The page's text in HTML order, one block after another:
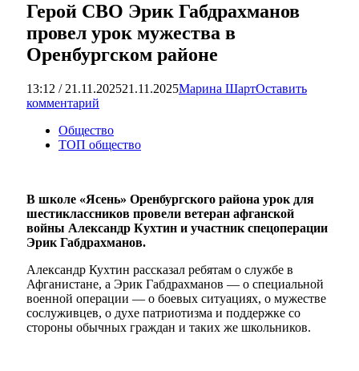
Герой СВО Эрик Габдрахманов
провел урок мужества в
Оренбургском районе
13:12 / 21.11.202521.11.2025Марина ШартОставить
комментарий
Общество
ТОП общество
В школе «Ясень» Оренбургского района урок для
шестиклассников провели ветеран афганской
войны Александр Кухтин и участник спецоперации
Эрик Габдрахманов.
Александр Кухтин рассказал ребятам о службе в
Афганистане, а Эрик Габдрахманов — о специальной
военной операции — о боевых ситуациях, о мужестве
сослуживцев, о духе патриотизма и поддержке со
стороны обычных граждан и таких же школьников.